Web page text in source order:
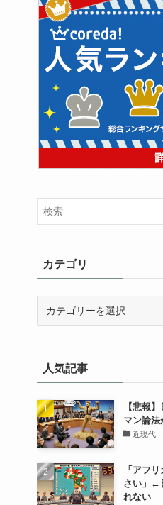
カテゴリ
人気記事
【悲報
マン論法
近現代
「アフ
さい」←
れない